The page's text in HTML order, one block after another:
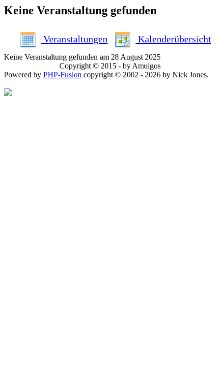
Keine Veranstaltung gefunden
Veranstaltungen Kalenderübersicht
Keine Veranstaltung gefunden am 28 August 2025
Copyright © 2015 - by Amuigos
Powered by PHP-Fusion copyright © 2002 - 2026 by Nick Jones.